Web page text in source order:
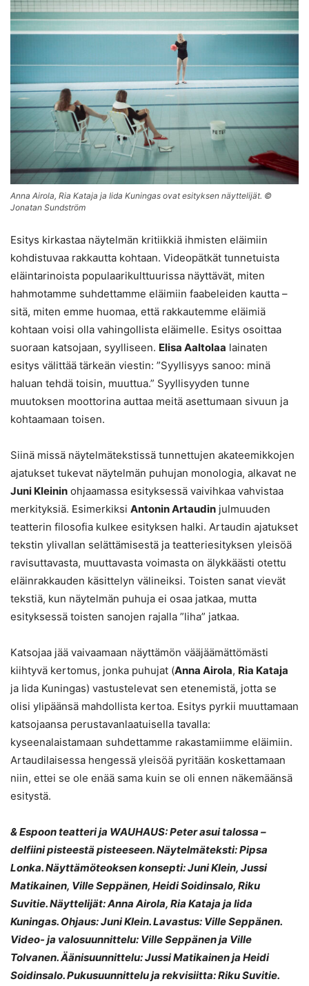
Anna Airola, Ria Kataja ja Iida Kuningas ovat esityksen näyttelijät. ©
Jonatan Sundström
Esitys kirkastaa näytelmän kritiikkiä ihmisten eläimiin
kohdistuvaa rakkautta kohtaan. Videopätkät tunnetuista
eläintarinoista populaarikulttuurissa näyttävät, miten
hahmotamme suhdettamme eläimiin faabeleiden kautta –
sitä, miten emme huomaa, että rakkautemme eläimiä
kohtaan voisi olla vahingollista eläimelle. Esitys osoittaa
suoraan katsojaan, syylliseen. Elisa Aaltolaa lainaten
esitys välittää tärkeän viestin: ”Syyllisyys sanoo: minä
haluan tehdä toisin, muuttua.” Syyllisyyden tunne
muutoksen moottorina auttaa meitä asettumaan sivuun ja
kohtaamaan toisen.
Siinä missä näytelmätekstissä tunnettujen akateemikkojen
ajatukset tukevat näytelmän puhujan monologia, alkavat ne
Juni Kleinin ohjaamassa esityksessä vaivihkaa vahvistaa
merkityksiä. Esimerkiksi Antonin Artaudin julmuuden
teatterin filosofia kulkee esityksen halki. Artaudin ajatukset
tekstin ylivallan selättämisestä ja teatteriesityksen yleisöä
ravisuttavasta, muuttavasta voimasta on älykkäästi otettu
eläinrakkauden käsittelyn välineiksi. Toisten sanat vievät
tekstiä, kun näytelmän puhuja ei osaa jatkaa, mutta
esityksessä toisten sanojen rajalla ”liha” jatkaa.
Katsojaa jää vaivaamaan näyttämön vääjäämättömästi
kiihtyvä kertomus, jonka puhujat (Anna Airola, Ria Kataja
ja Iida Kuningas) vastustelevat sen etenemistä, jotta se
olisi ylipäänsä mahdollista kertoa. Esitys pyrkii muuttamaan
katsojaansa perustavanlaatuisella tavalla:
kyseenalaistamaan suhdettamme rakastamiimme eläimiin.
Artaudilaisessa hengessä yleisöä pyritään koskettamaan
niin, ettei se ole enää sama kuin se oli ennen näkemäänsä
esitystä.
& Espoon teatteri ja WAUHAUS: Peter asui talossa –
delfiini pisteestä pisteeseen. Näytelmäteksti: Pipsa
Lonka. Näyttämöteoksen konsepti: Juni Klein, Jussi
Matikainen, Ville Seppänen, Heidi Soidinsalo, Riku
Suvitie. Näyttelijät: Anna Airola, Ria Kataja ja Iida
Kuningas. Ohjaus: Juni Klein. Lavastus: Ville Seppänen.
Video- ja valosuunnittelu: Ville Seppänen ja Ville
Tolvanen. Äänisuunnittelu: Jussi Matikainen ja Heidi
Soidinsalo. Pukusuunnittelu ja rekvisiitta: Riku Suvitie.